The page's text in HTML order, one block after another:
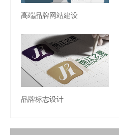
高端品牌网站建设
品牌标志设计